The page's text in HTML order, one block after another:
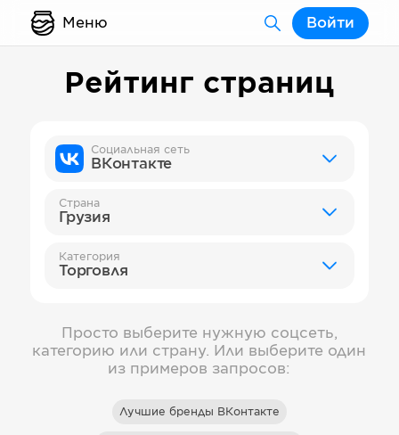
Меню Войти
Рейтинг страниц
Социальная сеть
ВКонтакте
Страна
Грузия
Категория
Торговля
Просто выберите нужную соцсеть,
категорию или страну. Или выберите один
из примеров запросов:
Лучшие бренды ВКонтакте